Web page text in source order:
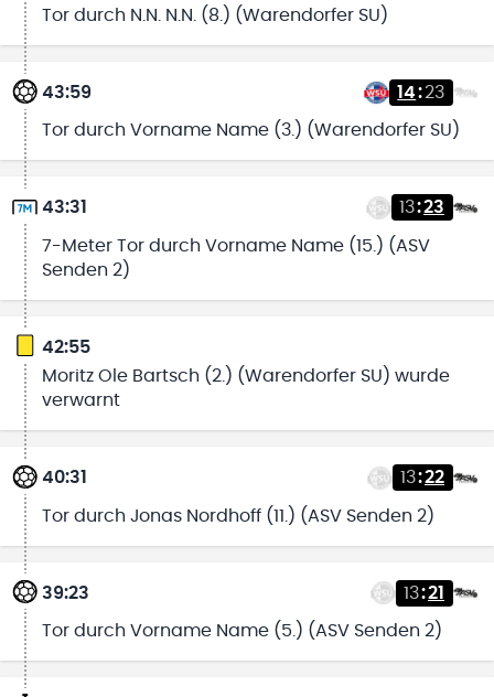
Tor durch N.N. N.N. (8.) (Warendorfer SU)
43:59 14:23
Tor durch Vorname Name (3.) (Warendorfer SU)
43:31 13:23
7-Meter Tor durch Vorname Name (15.) (ASV
Senden 2)
42:55
Moritz Ole Bartsch (2.) (Warendorfer SU) wurde
verwarnt
40:31 13:22
Tor durch Jonas Nordhoff (11.) (ASV Senden 2)
39:23 13:21
Tor durch Vorname Name (5.) (ASV Senden 2)